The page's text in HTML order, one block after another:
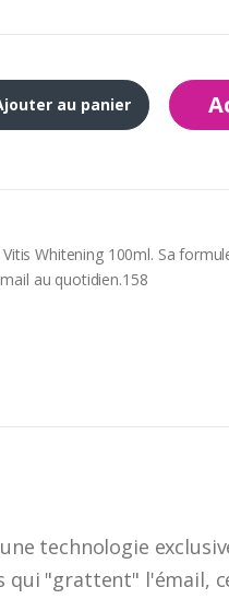
au panier
Whitening 100ml. Sa
au quotidien.158
technologie
qui "grattent" l'émail,